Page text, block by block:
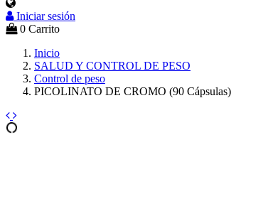
Iniciar sesión
0 Carrito
Inicio
SALUD Y CONTROL DE PESO
Control de peso
PICOLINATO DE CROMO (90 Cápsulas)